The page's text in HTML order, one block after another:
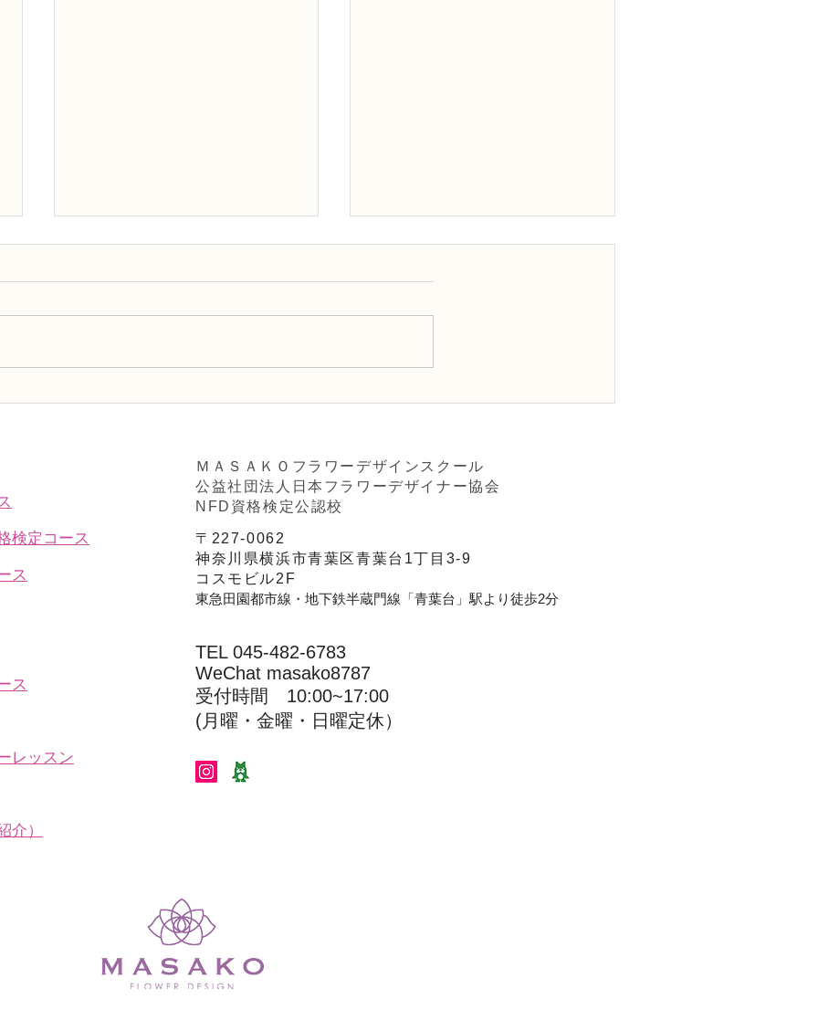
検定コース
ス
ス
レッスン
介）
ＭＡＳＡＫＯフラワーデザインスクール
公益社団法人日本フラワーデザイナー協会
NFD資格検定公認校
〒227-0062
神奈川県横浜市青葉区青葉台1丁目3-9
コスモビル2F
東急田園都市線・地下鉄半蔵門線「青葉台」駅より徒歩2分
TEL 045-482-6783
WeChat masako8787
受付時間 10:00~17:00​​​
(​月曜・金曜・日曜定休）